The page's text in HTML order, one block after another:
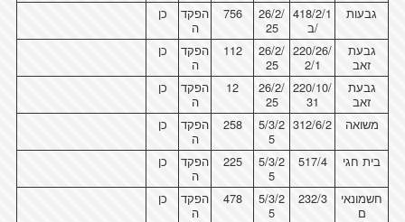
גבעות
418/2/1
/ב
26/2/
25
756
הפקד
ה
כן
גבעת
זאב
220/26/
2/1
26/2/
25
112
הפקד
ה
כן
גבעת
זאב
220/10/
31
26/2/
25
12
הפקד
ה
כן
משואה 312/6/2
5/3/2
5
258
הפקד
ה
כן
בית חגי 517/4
5/3/2
5
225
הפקד
ה
כן
חשמונאי
ם
232/3
5/3/2
5
478
הפקד
ה
כן